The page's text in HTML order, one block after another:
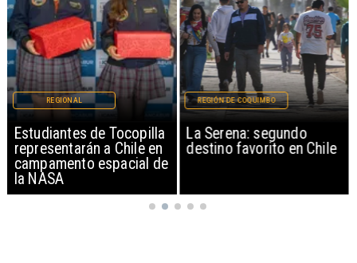
Estudiantes de Tocopilla
representarán a Chile en
campamento espacial de
la NASA
REGIONAL
La Serena: segundo
destino favorito en Chile
REGIÓN DE COQUIMBO